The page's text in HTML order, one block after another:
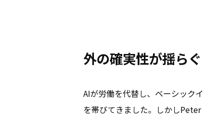
外の確実性が揺ら
AIが労働を代替し、ベーシック
を帯びてきました。しかし